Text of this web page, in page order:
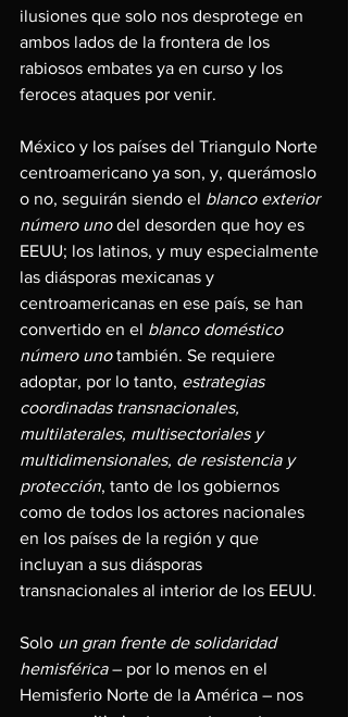
ilusiones que solo nos desprotege en
ambos lados de la frontera de los
rabiosos embates ya en curso y los
feroces ataques por venir.
México y los países del Triangulo Norte
centroamericano ya son, y, querámoslo
o no, seguirán siendo el blanco exterior
número uno del desorden que hoy es
EEUU; los latinos, y muy especialmente
las diásporas mexicanas y
centroamericanas en ese país, se han
convertido en el blanco doméstico
número uno también. Se requiere
adoptar, por lo tanto, estrategias
coordinadas transnacionales,
multilaterales, multisectoriales y
multidimensionales, de resistencia y
protección, tanto de los gobiernos
como de todos los actores nacionales
en los países de la región y que
incluyan a sus diásporas
transnacionales al interior de los EEUU.
Solo un gran frente de solidaridad
hemisférica – por lo menos en el
Hemisferio Norte de la América – nos